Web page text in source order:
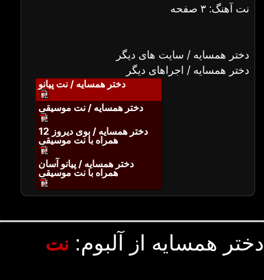
نت آهنگ: ۳ صفحه
دختر همسایه / سایت های دیگر
دختر همسایه / اجراهای دیگر
دختر همسایه / نت پیانو
دختر همسایه / نت موسیقی
دختر همسایه / بوی دیروز 12
همراه با نت موسیقی
دختر همسایه / پیانو آسان
همراه با نت موسیقی
دختر همسایه از آلبوم: نت